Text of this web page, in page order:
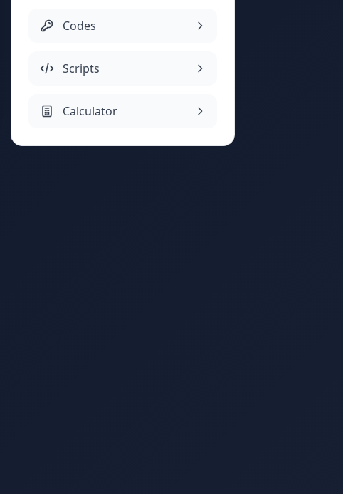
Codes
Scripts
Calculator